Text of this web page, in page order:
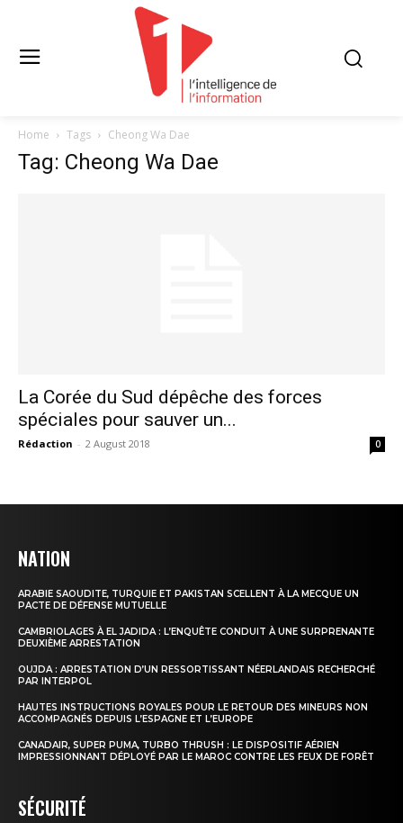
Home Tags Cheong Wa Dae
Tag: Cheong Wa Dae
La Corée du Sud dépêche des forces
spéciales pour sauver un...
Rédaction - 2 August 2018 0
NATION
ARABIE SAOUDITE, TURQUIE ET PAKISTAN SCELLENT À LA MECQUE UN
PACTE DE DÉFENSE MUTUELLE
CAMBRIOLAGES À EL JADIDA : L’ENQUÊTE CONDUIT À UNE SURPRENANTE
DEUXIÈME ARRESTATION
OUJDA : ARRESTATION D’UN RESSORTISSANT NÉERLANDAIS RECHERCHÉ
PAR INTERPOL
HAUTES INSTRUCTIONS ROYALES POUR LE RETOUR DES MINEURS NON
ACCOMPAGNÉS DEPUIS L’ESPAGNE ET L’EUROPE
CANADAIR, SUPER PUMA, TURBO THRUSH : LE DISPOSITIF AÉRIEN
IMPRESSIONNANT DÉPLOYÉ PAR LE MAROC CONTRE LES FEUX DE FORÊT
SÉCURITÉ